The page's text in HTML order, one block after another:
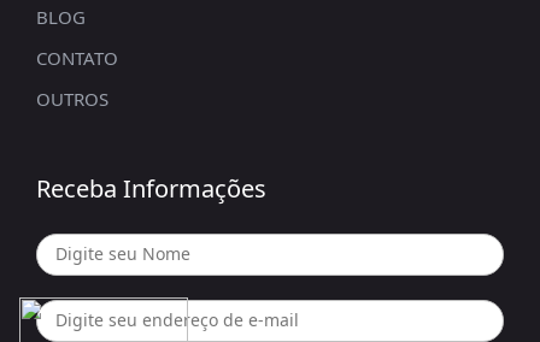
BLOG
CONTATO
OUTROS
Receba Informações